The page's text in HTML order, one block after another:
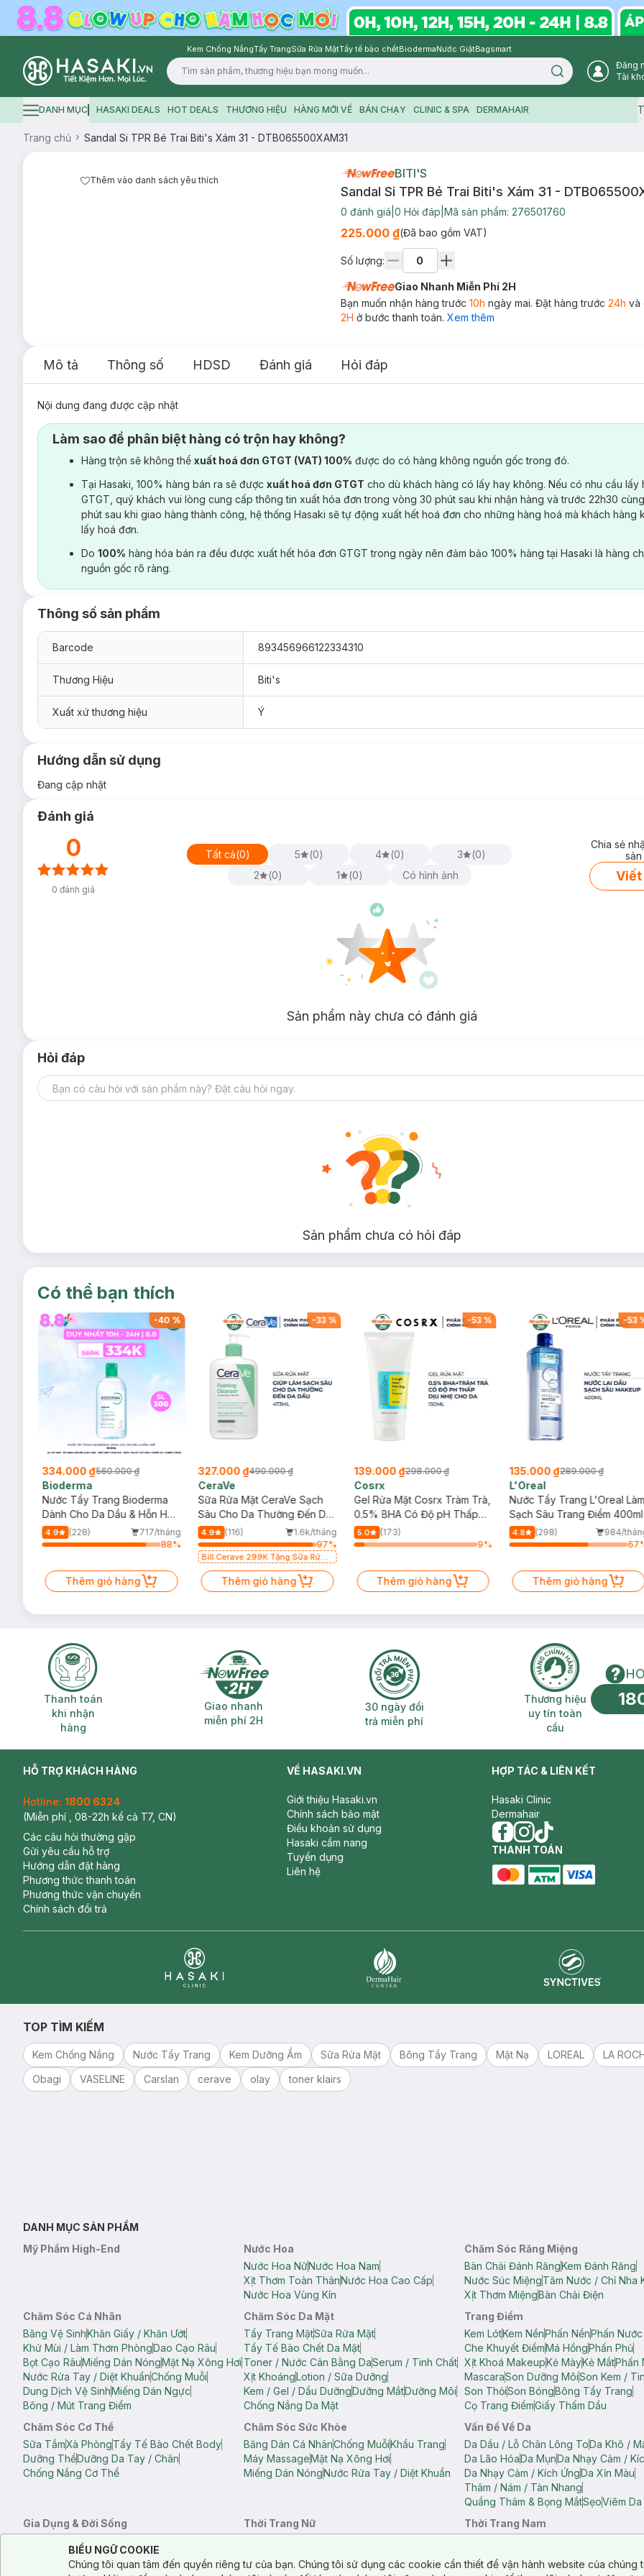
Kem Chống NắngTẩy TrangSữa Rửa MặtTẩy tế bào chếtBiodermaNước GiặtBagsmart
Logo
Search icon
Đăng
Tài
Hamburger icon
DANH MỤC HASAKI DEALS HOT DEALS THƯƠNG HIỆU HÀNG MỚI VỀ BÁN CHẠY CLINIC & SPA DERMAHAIR
Trang chủ Sandal Si TPR Bé Trai Biti's Xám 31 - DTB065500XAM31
Thêm vào danh sách yêu thích BITI'S
Sandal Si TPR Bé Trai Biti's Xám 31 -
0 đánh giá 0 Hỏi đáp Mã sản phẩm: 276501760
225.000 ₫(Đã bao gồm VAT)
Số lượng:
Giao Nhanh Miễn Phí 2H
Bạn muốn nhận hàng trước 10h ngày mai. Đặt hàng trước 24h và
2H ở bước thanh toán. Xem thêm
Mô tả Thông số HDSD Đánh giá Hỏi đáp
Nội dung đang được cập nhật
Làm sao để phân biệt hàng có trộn hay không?
Hàng trộn sẽ không thể xuất hoá đơn GTGT (VAT) 100% được do có hàng không nguồn gốc trong đó.
Tại Hasaki, 100% hàng bán ra sẽ được xuất hoá đơn GTGT cho dù khách hàng có lấy hay không. Nếu có nhu cầu lấy
GTGT, quý khách vui lòng cung cấp thông tin xuất hóa đơn trong vòng 30 phút sau khi nhận hàng và trước 22h30
phút sau khi giao hàng thành công, hệ thống Hasaki sẽ tự động xuất hết hoá đơn cho những hàng hoá mà khách hàng
lấy hoá đơn.
Do 100% hàng hóa bán ra đều được xuất hết hóa đơn GTGT trong ngày nên đảm bảo 100% hàng tại Hasaki là hàng
nguồn gốc rõ ràng.
Thông số sản phẩm
Barcode 893456966122334310
Thương Hiệu Biti's
Xuất xứ thương hiệu Ý
Hướng dẫn sử dụng
Đang cập nhật
Đánh giá
0
0 đánh giá
Tất cả(0) 5 (0) 4 (0) 3 (0)
2
(0) 1 (0) Có hình ảnh
Chia sẻ
Viết
Sản phẩm này chưa có đánh giá
Hỏi đáp
Sản phẩm chưa có hỏi đáp
Có thể bạn thích
-40 %
334.000 ₫560.000 ₫
Bioderma
Nước Tẩy Trang Bioderma
Dành Cho Da Dầu & Hỗn Hợp
500ml
4.9 (228)
717/tháng
88%
Thêm giỏ hàng
-33%
327.000 ₫490.000 ₫
CeraVe
Sữa Rửa Mặt CeraVe Sạch
Sâu Cho Da Thường Đến Da
Dầu 473ml
4.9 (116)
1.6k/tháng
97%
Bill Cerave 299K Tặng Sữa Rửa
Thêm giỏ hàng
-53%
139.000 ₫298.000 ₫
Cosrx
Gel Rửa Mặt Cosrx Tràm Trà,
0.5% BHA Có Độ pH Thấp
150ml
5.0
(173)
9%
Thêm giỏ hàng
-53
135.000 ₫289.000 ₫
L'Oreal
Nước Tẩy Trang L'Oreal
Sạch Sâu Trang Điểm 400ml
4.8 (298)
984/
67
Thêm giỏ hàng
Thanh toán khi nhận hàng
Thanh toán
khi nhận
hàng
Giao nhanh miễn phí 2H
Giao nhanh
miễn phí 2H
30 ngày đổi trả miễn phí
30 ngày đổi
trả miễn phí
Thương hiệu
Thương hiệu
uy tín toàn
cầu
HỖ TRỢ KHÁCH HÀNG
Hotline: 1800 6324
(Miễn phí , 08-22h kể cả T7, CN)
Các câu hỏi thường gặp
Gửi yêu cầu hỗ trợ
Hướng dẫn đặt hàng
Phương thức thanh toán
Phương thức vận chuyển
Chính sách đổi trả
VỀ HASAKI.VN
Giới thiệu Hasaki.vn
Chính sách bảo mật
Điều khoản sử dụng
Hasaki cẩm nang
Tuyển dụng
Liên hệ
HỢP TÁC & LIÊN KẾT
Hasaki Clinic
Dermahair
facebook
instagram
tiktok
THANH TOÁN
TOP TÌM KIẾM
Kem Chống Nắng Nước Tẩy Trang Kem Dưỡng Ẩm Sữa Rửa Mặt Bông Tẩy Trang Mặt Nạ LOREAL
LA
Obagi
VASELINE Carslan cerave olay toner klairs
DANH MỤC SẢN PHẨM
Mỹ Phẩm High-End
Nước Hoa
Nước Hoa NữNước Hoa Nam
Xịt Thơm Toàn ThânNước Hoa Cao Cấp
Nước Hoa Vùng Kín
Chăm Sóc Răng Miệng
Bàn Chải Đánh RăngKem Đánh Răng
Nước Súc MiệngTăm Nước / Chỉ Nha
Xịt Thơm MiệngBàn Chải Điện
Chăm Sóc Cá Nhân
Băng Vệ SinhKhăn Giấy / Khăn Ướt
Khử Mùi / Làm Thơm PhòngDao Cạo Râu
Bọt Cạo RâuMiếng Dán NóngMặt Nạ Xông Hơi
Nước Rửa Tay / Diệt KhuẩnChống Muỗi
Dung Dịch Vệ SinhMiếng Dán Ngực
Bông / Mút Trang Điểm
Chăm Sóc Da Mặt
Tẩy Trang MặtSữa Rửa Mặt
Tẩy Tế Bào Chết Da Mặt
Toner / Nước Cân Bằng DaSerum / Tinh Chất
Xịt KhoángLotion / Sữa Dưỡng
Kem / Gel / Dầu DưỡngDưỡng MắtDưỡng Môi
Chống Nắng Da Mặt
Trang Điểm
Kem LótKem NềnPhấn NềnPhấn
Che Khuyết ĐiểmMá HồngPhấn Phủ
Xịt Khoá MakeupKẻ MàyKẻ MắtPhấn
MascaraSon Dưỡng MôiSon Kem /
Son ThỏiSon BóngBông Tẩy Trang
Cọ Trang ĐiểmGiấy Thấm Dầu
Chăm Sóc Cơ Thể
Sữa TắmXà PhòngTẩy Tế Bào Chết Body
Dưỡng ThểDưỡng Da Tay / Chân
Chống Nắng Cơ Thể
Chăm Sóc Sức Khỏe
Băng Dán Cá NhânChống MuỗiKhẩu Trang
Máy MassageMặt Nạ Xông Hơi
Miếng Dán NóngNước Rửa Tay / Diệt Khuẩn
Vấn Đề Về Da
Da Dầu / Lỗ Chân Lông ToDa Khô /
Da Lão HóaDa MụnDa Nhạy Cảm /
Da Nhạy Cảm / Kích ỨngDa Xỉn Màu
Thâm / Nám / Tàn Nhang
Quầng Thâm & Bọng MắtSẹoViêm
Gia Dụng & Đời Sống
Bông Tắm / Phụ Kiện Tắm
Phụ Kiện Điện Thoại Quạt Cầm Tay / Quạt Mini
Khử Mùi / Làm Thơm PhòngNước GiặtNước Xả
Thời Trang Nữ
Quần Lót NữQuần Short Nữ
Thời Trang Nam
Cookie Consent
Notice about cookies usage
BIỂU NGỮ COOKIE
Chúng tôi quan tâm đến quyền riêng tư của bạn. Chúng tôi sử dụng các cookie cần thiết để vận hành website của